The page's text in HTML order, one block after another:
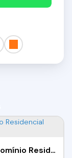
Apartamento 2 Dormitórios - Condomínio Residencial Ametista - Jardim Rosalina - Cotia/SP